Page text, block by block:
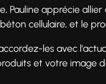
Pauline apprécie
cellulaire, et le
les avec
et votre image